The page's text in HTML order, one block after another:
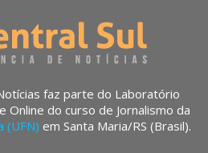
faz parte do Laboratório
Online do curso de Jornalismo da
(UFN) em Santa Maria/RS (Brasil).